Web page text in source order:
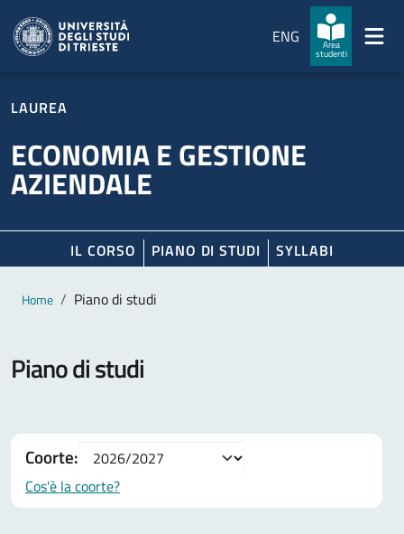
ENG
Area
studenti
LAUREA
ECONOMIA E GESTIONE
AZIENDALE
IL CORSO PIANO DI STUDI SYLLABI
Contenuto principale
Breadcrumb
Home Piano di studi
Piano di studi
Coorte:
Cos'è la coorte?